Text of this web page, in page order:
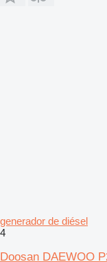
generador de diésel
4
Doosan DAEWOO